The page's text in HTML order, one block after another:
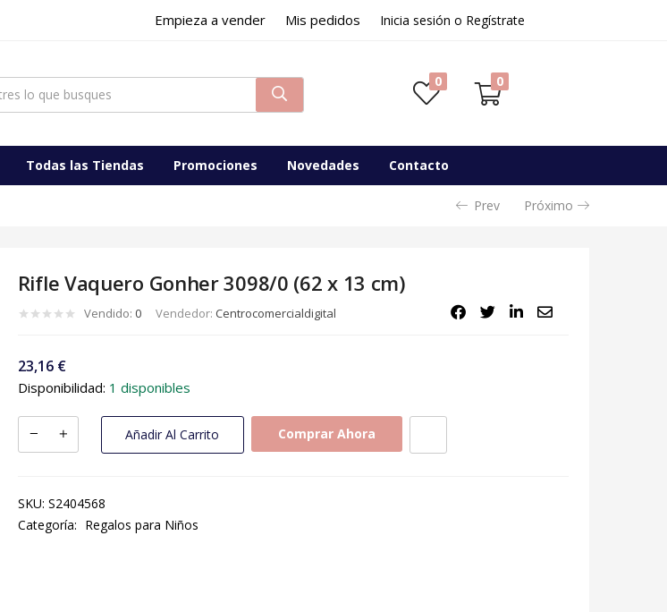
Empieza a vender Mis pedidos Inicia sesión o Regístrate
0 0
Todas las Tiendas Promociones Novedades Contacto
Prev Próximo
Rifle Vaquero Gonher 3098/0 (62 x 13 cm)
Vendido: 0 Vendedor: Centrocomercialdigital
23,16 €
Disponibilidad: 1 disponibles
Añadir Al Carrito Comprar Ahora
SKU: S2404568
Categoría: Regalos para Niños